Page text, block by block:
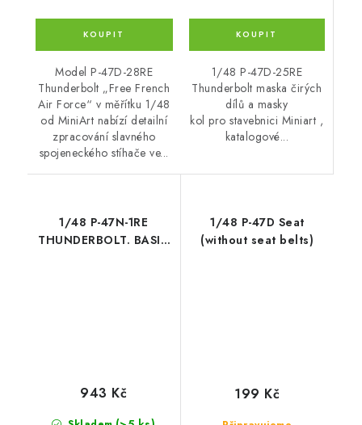
Model P-47D-28RE
Thunderbolt „Free French
Air Force“ v měřítku 1/48
od MiniArt nabízí detailní
zpracování slavného
spojeneckého stíhače ve...
1/48 P-47D-25RE
Thunderbolt maska čirých
dílů a masky
kol pro stavebnici Miniart ,
katalogové...
1/48 P-47N-1RE
THUNDERBOLT. BASIC
943 Kč
1/48 P-47D Seat
(without seat belts)
199 Kč